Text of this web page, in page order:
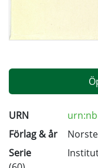
URN
Förlag & år
Serie